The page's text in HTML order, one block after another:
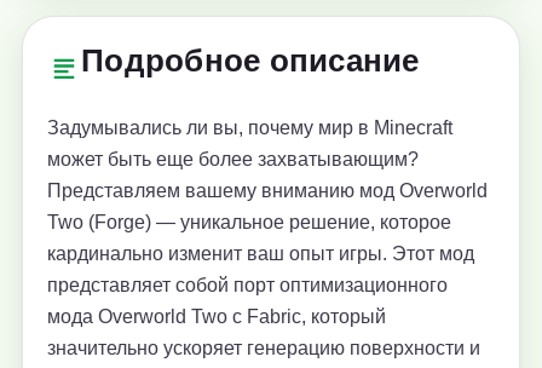
Подробное описание
Задумывались ли вы, почему мир в Minecraft
может быть еще более захватывающим?
Представляем вашему вниманию мод Overworld
Two (Forge) — уникальное решение, которое
кардинально изменит ваш опыт игры. Этот мод
представляет собой порт оптимизационного
мода Overworld Two с Fabric, который
значительно ускоряет генерацию поверхности и